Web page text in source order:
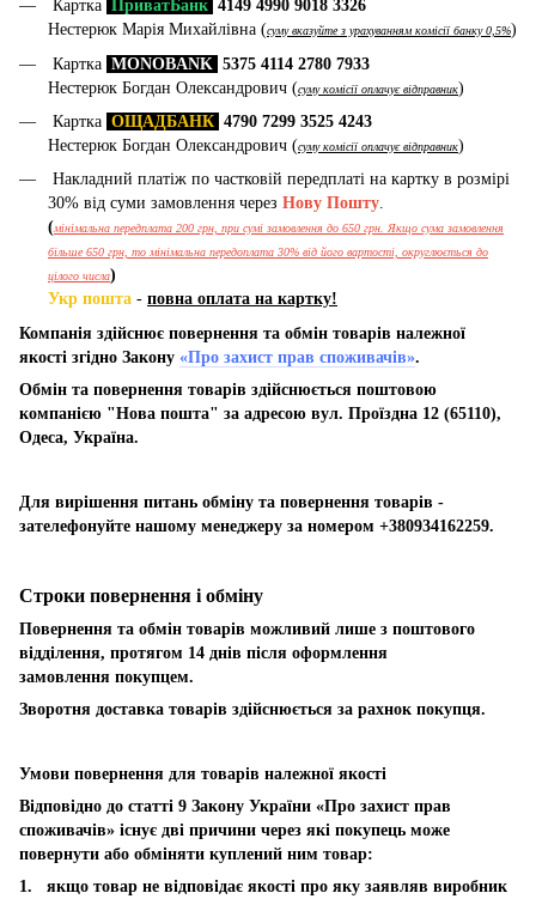
Картка ПриватБанк 4149 4990 9018 3326
Нестерюк Марія Михайлівна (суму вказуйте з урахуванням комісії банку 0,5%)
Картка MONOBANK 5375 4114 2780 7933
Нестерюк Богдан Олександрович (суму комісії оплачує відправник)
Картка ОЩАДБАНК 4790 7299 3525 4243
Нестерюк Богдан Олександрович (суму комісії оплачує відправник)
Накладний платіж по частковій передплаті на картку в розмірі
30% від суми замовлення через Нову Пошту.
(мінімальна передплата 200 грн, при сумі замовлення до 650 грн. Якщо сума замовлення
більше 650 грн, то мінімальна передоплата 30% від його вартості, округлюється до
цілого числа)
Укр пошта - повна оплата на картку!
Компанія здійснює повернення та обмін товарів належної
якості згідно Закону «Про захист прав споживачів».
Обмін та повернення товарів здійснюється поштовою
компанією "Нова пошта" за адресою вул. Проїздна 12 (65110),
Одеса, Україна.
Для вирішення питань обміну та повернення товарів -
зателефонуйте нашому менеджеру за номером +380934162259.
Строки повернення і обміну
Повернення та обмін товарів можливий лише з поштового
відділення, протягом 14 днів після оформлення
замовлення покупцем.
Зворотня доставка товарів здійснюється за рахнок покупця.
Умови повернення для товарів належної якості
Відповідно до статті 9 Закону України «Про захист прав
споживачів» існує дві причини через які покупець може
повернути або обміняти куплений ним товар:
1. якщо товар не відповідає якості про яку заявляв виробник